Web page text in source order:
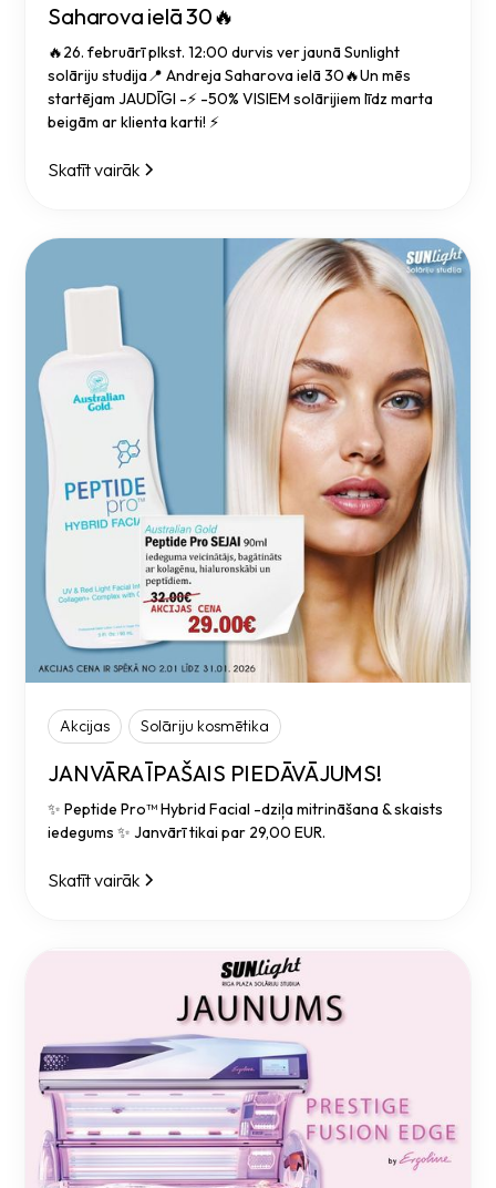
Saharova ielā 30🔥
🔥26. februārī plkst. 12:00 durvis ver jaunā Sunlight
solāriju studija📍 Andreja Saharova ielā 30🔥Un mēs
startējam JAUDĪGI -⚡ -50% VISIEM solārijiem līdz marta
beigām ar klienta karti! ⚡
Skatīt vairāk
Akcijas Solāriju kosmētika
JANVĀRA ĪPAŠAIS PIEDĀVĀJUMS!
✨ Peptide Pro™ Hybrid Facial -dziļa mitrināšana & skaists
iedegums ✨ Janvārī tikai par 29,00 EUR.
Skatīt vairāk